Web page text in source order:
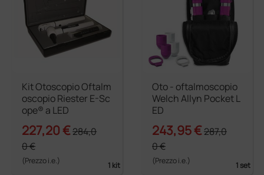
Kit Otoscopio Oftalm
oscopio Riester E-Sc
ope® a LED
227,20 €284,0
0 €
(Prezzo i.e.) 1 kit
Oto - oftalmoscopio
Welch Allyn Pocket L
ED
243,95 €287,0
0 €
(Prezzo i.e.) 1 set